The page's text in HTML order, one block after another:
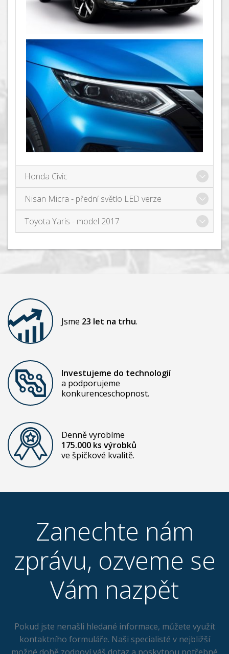
Honda Civic
Nisan Micra - přední světlo LED verze
Toyota Yaris - model 2017
Jsme 23 let na trhu.
Investujeme do technologií
a podporujeme
konkurenceschopnost.
Denně vyrobíme
175.000 ks výrobků
ve špičkové kvalitě.
Zanechte nám
zprávu, ozveme se
Vám nazpět
Pokud jste nenašli hledané informace, můžete využít
kontaktního formuláře. Naši specialisté v nejbližší